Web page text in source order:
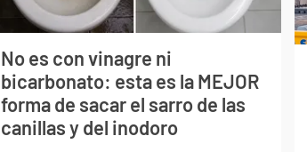
No es con vinagre ni
bicarbonato: esta es la MEJOR
forma de sacar el sarro de las
canillas y del inodoro